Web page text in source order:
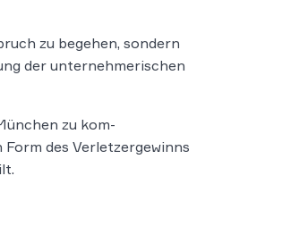
zu begehen, sondern
der unternehmerischen
zu kom-
des Verletzergewinns